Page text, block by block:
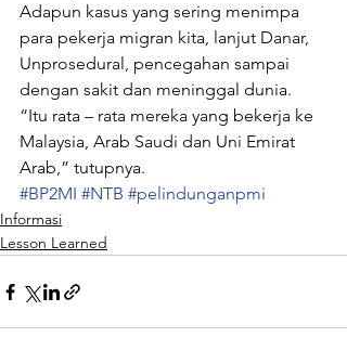
Adapun kasus yang sering menimpa
para pekerja migran kita, lanjut Danar,
Unprosedural, pencegahan sampai
dengan sakit dan meninggal dunia.
“Itu rata – rata mereka yang bekerja ke
Malaysia, Arab Saudi dan Uni Emirat
Arab,” tutupnya.
#BP2MI #NTB #pelindunganpmi
Informasi
Lesson Learned